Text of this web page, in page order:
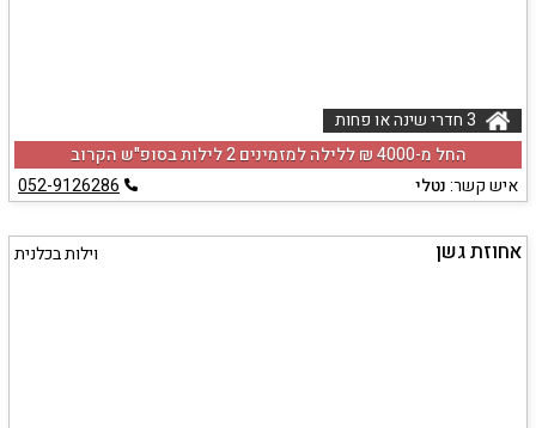
החל מ-‏4000 ₪ ללילה למזמינים 2 לילות בסופ"ש הקרוב
איש קשר:נטלי 052-9126286
אחוזת גשן וילות בכלנית